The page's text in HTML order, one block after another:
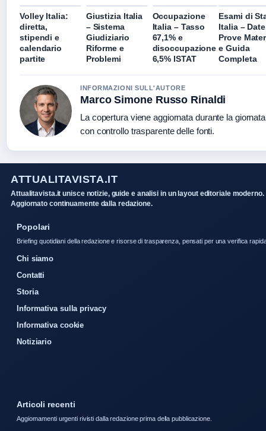
Volley Italia:
diretta,
stipendi e
calendario
partite
Giustizia Italia
– Sistema
Giudiziario
Riforme e
Problemi
Occupazione
Italia – Tasso
67,1% e
disoccupazione
6,5% ISTAT
Esami di
Italia – Date
Prove
e Guida
Completa
INFORMAZIONI SULL'AUTORE
Marco Simone Russo Rinaldi
La copertura viene aggiornata durante la giornata
con controllo trasparente delle fonti.
ATTUALITAVISTA.IT
Attualitavista.it unisce notizie, guide e analisi in un layout editoriale moderno.
Aggiornato continuamente dalla redazione.
Popolari
Briefing quotidiani della redazione e risorse di trasparenza, pensati per una verifica
Chi siamo
Contatti
Storia
Informativa sulla privacy
Informativa cookie
Notiziario
Articoli recenti
Aggiornamenti urgenti rivisti dalla redazione prima della pubblicazione.